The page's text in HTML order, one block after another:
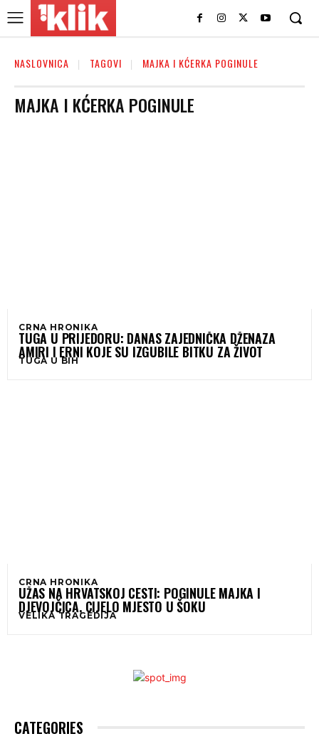
NASLOVNICA TAGOVI MAJKA I KĆERKA POGINULE
MAJKA I KĆERKA POGINULE
CRNA HRONIKA
TUGA U PRIJEDORU: DANAS ZAJEDNIČKA DŽENAZA
AMIRI I ERNI KOJE SU IZGUBILE BITKU ZA ŽIVOT
TUGA U BIH
CRNA HRONIKA
UŽAS NA HRVATSKOJ CESTI: POGINULE MAJKA I
DJEVOJČICA, CIJELO MJESTO U ŠOKU
VELIKA TRAGEDIJA
CATEGORIES